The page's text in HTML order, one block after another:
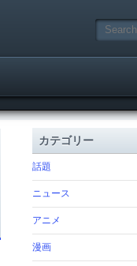
カテゴリー
話題
ニュース
アニメ
漫画